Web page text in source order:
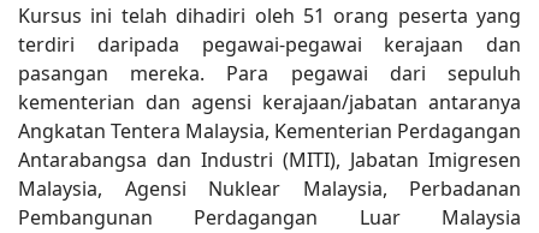
Kursus ini telah dihadiri oleh 51 orang peserta yang
terdiri daripada pegawai-pegawai kerajaan dan
pasangan mereka. Para pegawai dari sepuluh
kementerian dan agensi kerajaan/jabatan antaranya
Angkatan Tentera Malaysia, Kementerian Perdagangan
Antarabangsa dan Industri (MITI), Jabatan Imigresen
Malaysia, Agensi Nuklear Malaysia, Perbadanan
Pembangunan Perdagangan Luar Malaysia